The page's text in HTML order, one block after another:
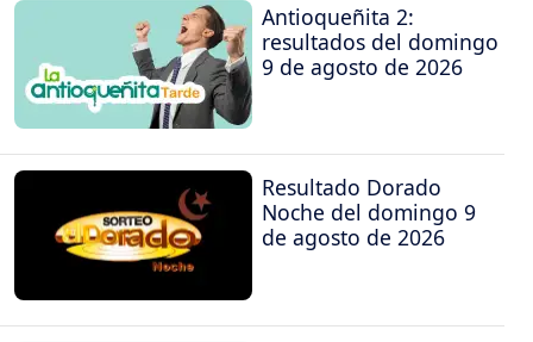
Antioqueñita 2:
resultados del domingo
9 de agosto de 2026
Resultado Dorado
Noche del domingo 9
de agosto de 2026